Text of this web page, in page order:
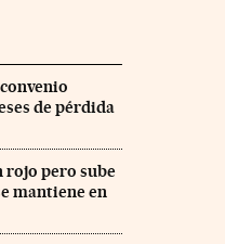
de pérdida
rojo pero sube
mantiene en